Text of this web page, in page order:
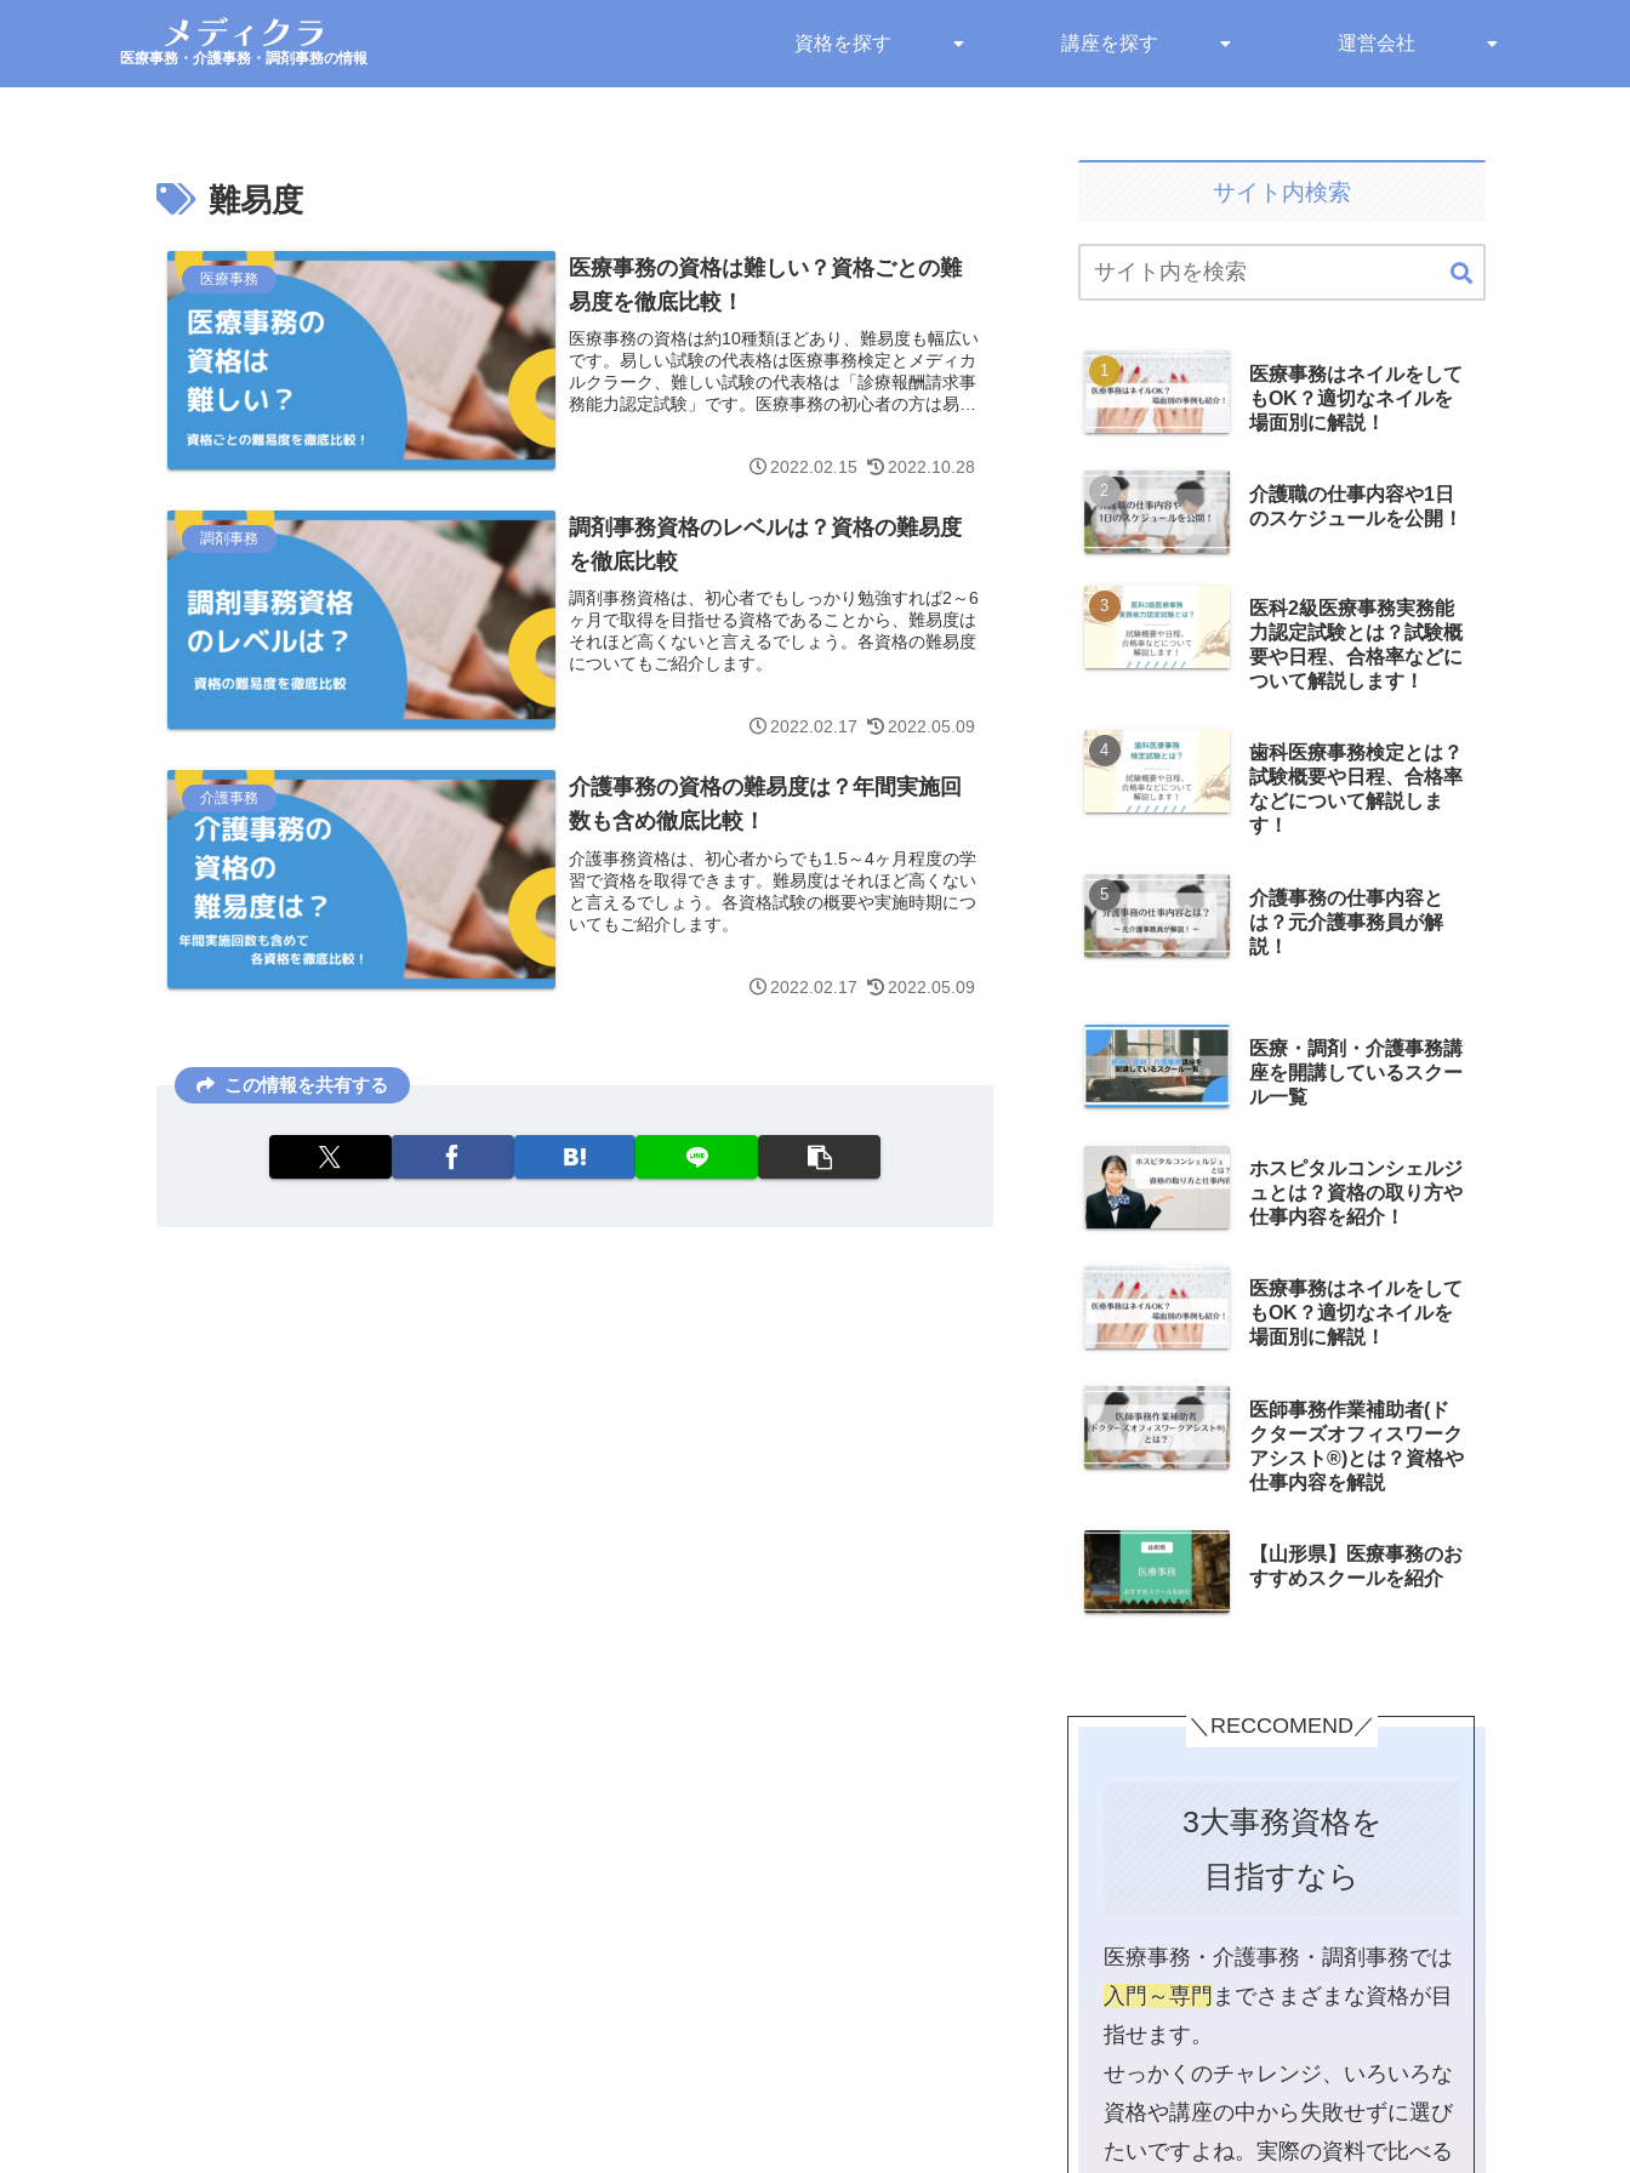
医療事務・介護事務・調剤事務の情報
資格を探す 講座を探す 運営会社
難易度
医療事務
医療事務の資格は難しい？資格ごとの難
易度を徹底比較！
医療事務の資格は約10種類ほどあり、難易度も幅広い
です。易しい試験の代表格は医療事務検定とメディカ
ルクラーク、難しい試験の代表格は「診療報酬請求事
務能力認定試験」です。医療事務の初心者の方は易し
療事務の資格の難易度を紹介します。
2022.02.15 2022.10.28
調剤事務
調剤事務資格のレベルは？資格の難易度
を徹底比較
調剤事務資格は、初心者でもしっかり勉強すれば2～6
ヶ月で取得を目指せる資格であることから、難易度は
それほど高くないと言えるでしょう。各資格の難易度
についてもご紹介します。
2022.02.17 2022.05.09
介護事務
介護事務の資格の難易度は？年間実施回
数も含め徹底比較！
介護事務資格は、初心者からでも1.5～4ヶ月程度の学
習で資格を取得できます。難易度はそれほど高くない
と言えるでしょう。各資格試験の概要や実施時期につ
いてもご紹介します。
2022.02.17 2022.05.09
この情報を共有する
サイト内検索
医療事務はネイルをして
もOK？適切なネイルを
場面別に解説！
介護職の仕事内容や1日
のスケジュールを公開！
医科2級医療事務実務能
力認定試験とは？試験概
要や日程、合格率などに
ついて解説します！
歯科医療事務検定とは？
試験概要や日程、合格率
などについて解説しま
す！
介護事務の仕事内容と
は？元介護事務員が解
説！
医療・調剤・介護事務講
座を開講しているスクー
ル一覧
ホスピタルコンシェルジ
ュとは？資格の取り方や
仕事内容を紹介！
医療事務はネイルをして
もOK？適切なネイルを
場面別に解説！
医師事務作業補助者(ド
クターズオフィスワーク
アシスト®)とは？資格や
仕事内容を解説
【山形県】医療事務のお
すすめスクールを紹介
＼RECCOMEND／
3大事務資格を
目指すなら
医療事務・介護事務・調剤事務では
入門～専門 までさまざまな資格が目
指せます。
せっかくのチャレンジ、いろいろな
資格や講座の中から失敗せずに選び
たいですよね。実際の資料で比べる